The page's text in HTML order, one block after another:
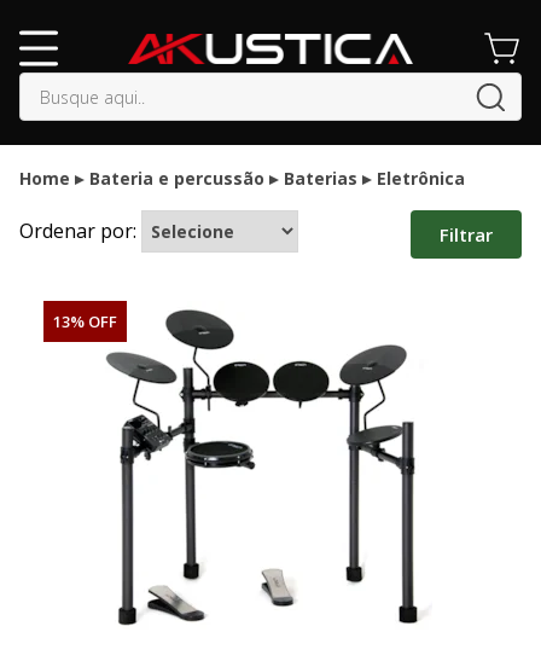
buscar
Home Bateria e percussão Baterias Eletrônica
Ordenar por: Filtrar
13% OFF